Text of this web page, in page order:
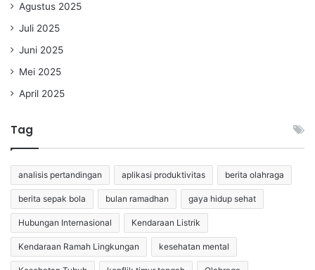
Agustus 2025
Juli 2025
Juni 2025
Mei 2025
April 2025
Tag
analisis pertandingan aplikasi produktivitas berita olahraga
berita sepak bola bulan ramadhan gaya hidup sehat
Hubungan Internasional Kendaraan Listrik
Kendaraan Ramah Lingkungan kesehatan mental